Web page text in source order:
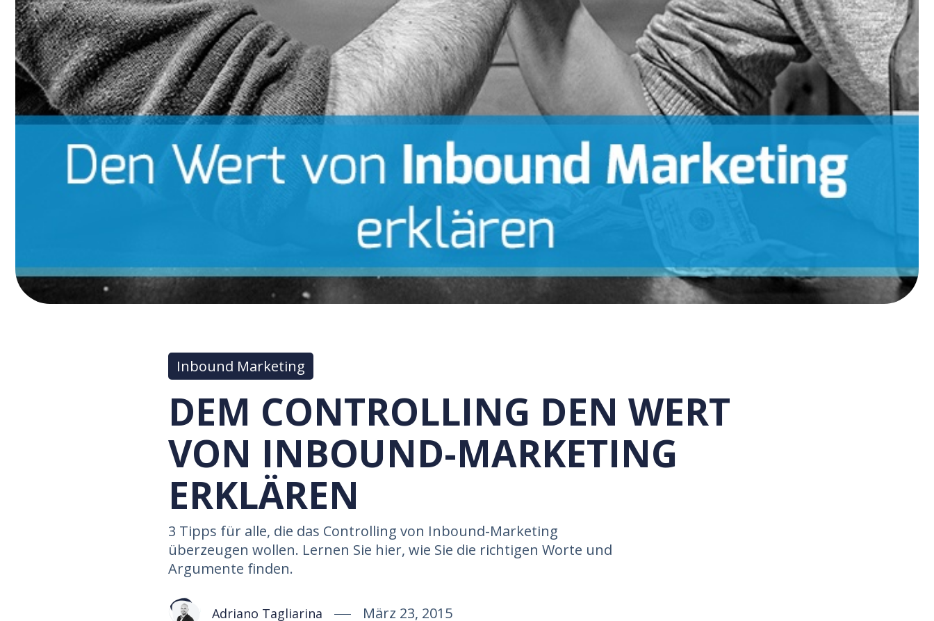
Inbound Marketing
DEM CONTROLLING DEN WERT
VON INBOUND-MARKETING
ERKLÄREN
3 Tipps für alle, die das Controlling von Inbound-Marketing
überzeugen wollen. Lernen Sie hier, wie Sie die richtigen Worte und
Argumente finden.
Adriano Tagliarina März 23, 2015